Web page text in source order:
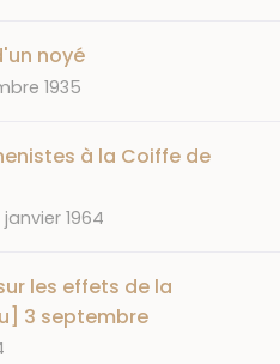
noyé
1935
à la Coiffe de
janvier 1964
les effets de la
3 septembre